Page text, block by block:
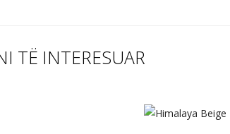
TË INTERESUAR